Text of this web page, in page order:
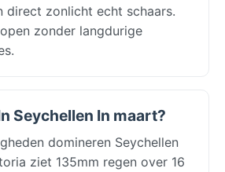
direct zonlicht echt schaars.
zonder langdurige
Seychellen In maart?
domineren Seychellen
ziet 135mm regen over 16